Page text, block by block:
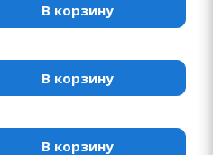
В корзину
В корзину
В корзину